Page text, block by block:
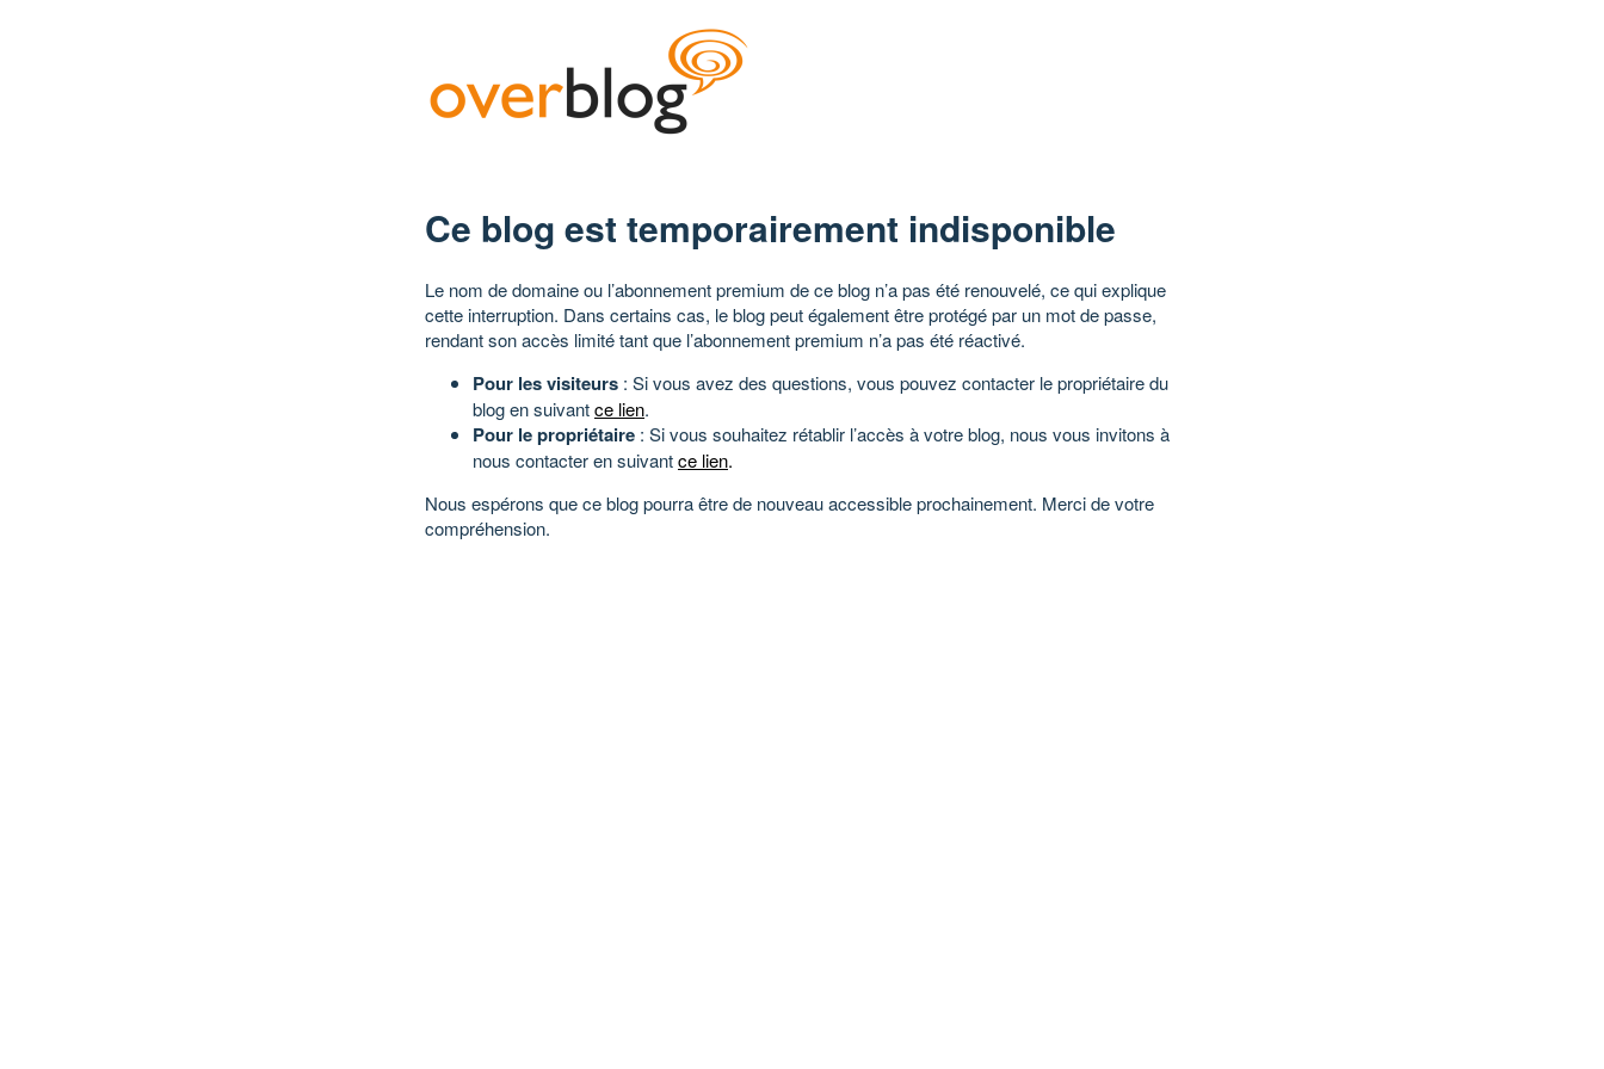
Ce blog est temporairement indisponible
Le nom de domaine ou l’abonnement premium de ce blog n’a pas été renouvelé, ce qui explique
cette interruption. Dans certains cas, le blog peut également être protégé par un mot de passe,
rendant son accès limité tant que l’abonnement premium n’a pas été réactivé.
Pour les visiteurs : Si vous avez des questions, vous pouvez contacter le propriétaire du
blog en suivantce lien.
Pour le propriétaire : Si vous souhaitez rétablir l’accès à votre blog, nous vous invitons à
nous contacter en suivantce lien.
Nous espérons que ce blog pourra être de nouveau accessible prochainement. Merci de votre
compréhension.